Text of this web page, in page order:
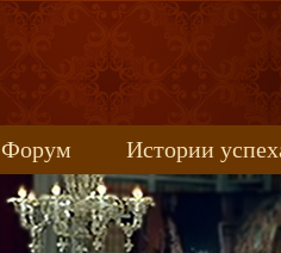
Форум Истории
Книжные новинки